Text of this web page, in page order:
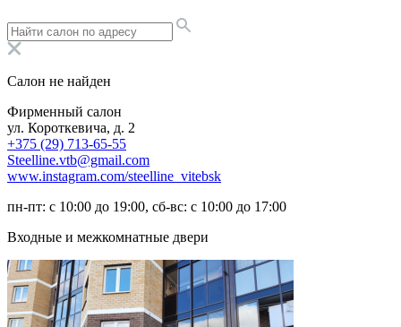
Салон не найден
Фирменный салон
ул. Короткевича, д. 2
+375 (29) 713-65-55
Steelline.vtb@gmail.com
www.instagram.com/steelline_vitebsk
пн-пт: с 10:00 до 19:00, сб-вс: с 10:00 до 17:00
Входные и межкомнатные двери